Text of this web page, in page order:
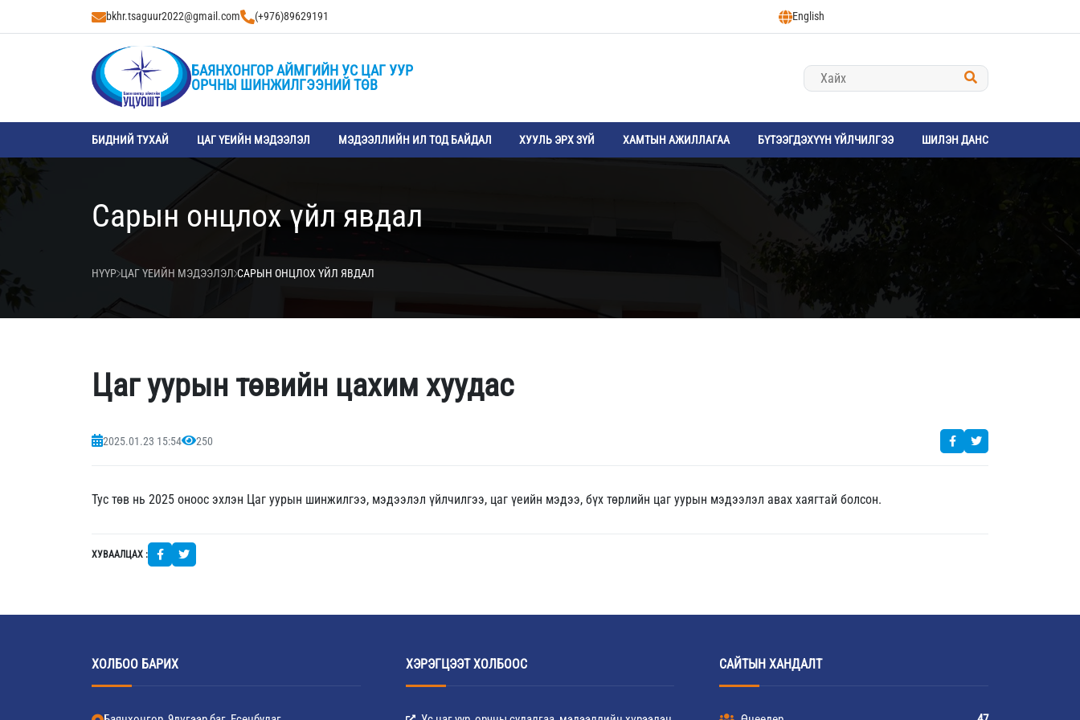
bkhr.tsaguur2022@gmail.com (+976)89629191 English
БАЯНХОНГОР АЙМГИЙН УС ЦАГ УУР
ОРЧНЫ ШИНЖИЛГЭЭНИЙ ТӨВ
БИДНИЙ ТУХАЙ ЦАГ ҮЕИЙН МЭДЭЭЛЭЛ МЭДЭЭЛЛИЙН ИЛ ТОД БАЙДАЛ ХУУЛЬ ЭРХ ЗҮЙ ХАМТЫН АЖИЛЛАГАА БҮТЭЭГДЭХҮҮН ҮЙЛЧИЛГЭЭ ШИЛЭН ДАНС
Сарын онцлох үйл явдал
НҮҮР ЦАГ ҮЕИЙН МЭДЭЭЛЭЛ САРЫН ОНЦЛОХ ҮЙЛ ЯВДАЛ
Цаг уурын төвийн цахим хуудас
2025.01.23 15:54 250
Тус төв нь 2025 оноос эхлэн Цаг уурын шинжилгээ, мэдээлэл үйлчилгээ, цаг үеийн мэдээ, бүх төрлийн цаг уурын мэдээлэл авах хаягтай болсон.
ХУВААЛЦАХ :
ХОЛБОО БАРИХ ХЭРЭГЦЭЭТ ХОЛБООС САЙТЫН ХАНДАЛТ